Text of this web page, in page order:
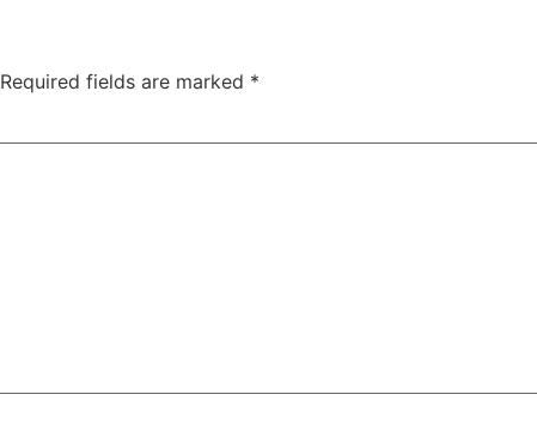
Required fields are marked *